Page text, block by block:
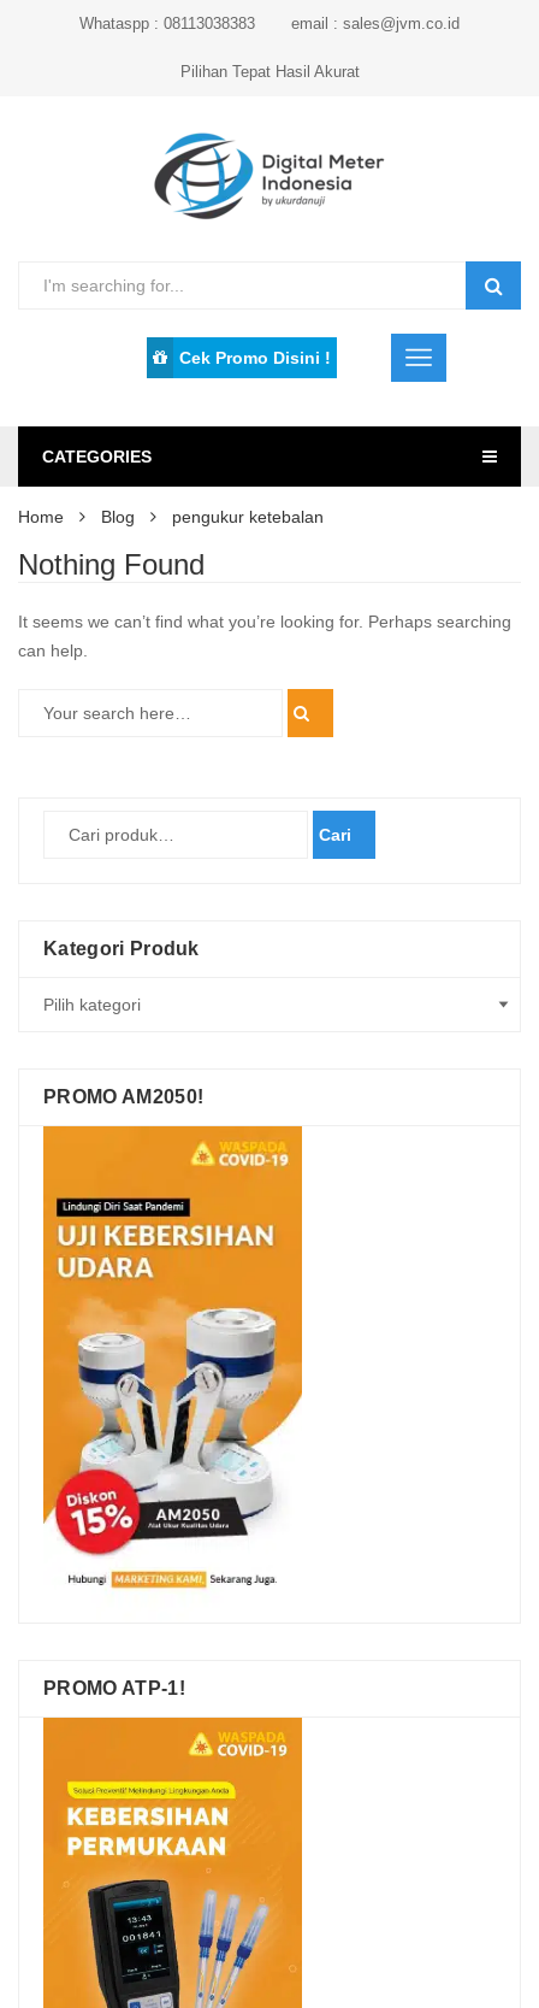
Whataspp : 08113038383 email : sales@jvm.co.id
Pilihan Tepat Hasil Akurat
Cek Promo Disini !
CATEGORIES
Home Blog pengukur ketebalan
Nothing Found
It seems we can’t find what you’re looking for. Perhaps searching
can help.
Cari
Kategori Produk
PROMO AM2050!
PROMO ATP-1!